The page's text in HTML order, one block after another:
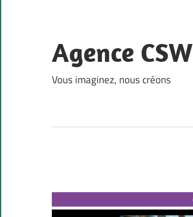
content
Agence CSW
Vous imaginez, nous créons